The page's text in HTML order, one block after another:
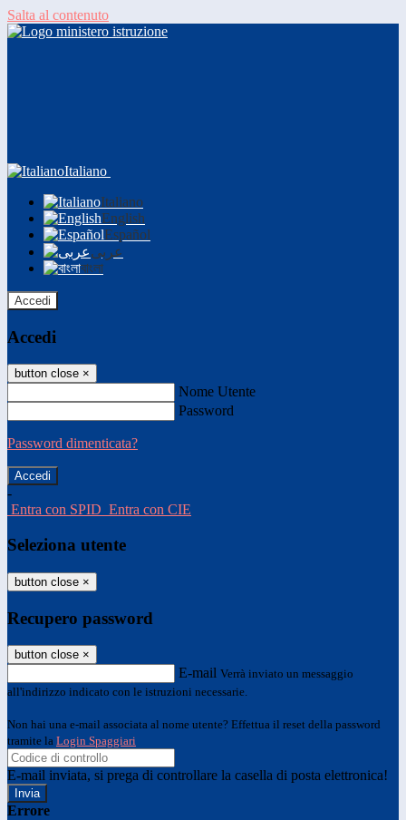
Salta al contenuto
Italiano
Italiano
English
Español
عربى
বাংলা
Accedi
Accedi
button close ×
Nome Utente
Password
Password dimenticata?
-
Entra con SPID Entra con CIE
Seleziona utente
button close ×
Recupero password
button close ×
E-mail Verrà inviato un messaggio
all'indirizzo indicato con le istruzioni necessarie.
Non hai una e-mail associata al nome utente? Effettua il reset della password
tramite la Login Spaggiari
E-mail inviata, si prega di controllare la casella di posta elettronica!
Errore